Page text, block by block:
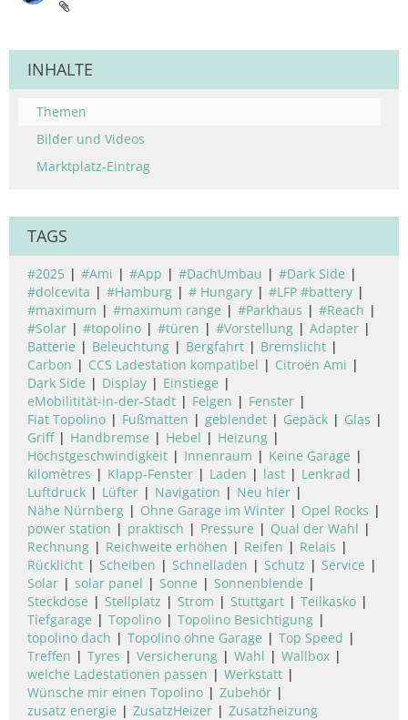
INHALTE
Themen
Bilder und Videos
Marktplatz-Eintrag
TAGS
#2025 #Ami #App #DachUmbau
#Dark Side
#dolcevita
#Hamburg # Hungary
#LFP #battery
#maximum
#maximum range #Parkhaus
#Reach
#Solar
#topolino #türen #Vorstellung
Adapter
Batterie
Beleuchtung Bergfahrt
Bremslicht
Carbon
CCS Ladestation kompatibel
Citroën Ami
Dark Side
Display
Einstiege
eMobilitität-in-der-Stadt
Felgen
Fenster
Fiat Topolino
Fußmatten geblendet Gepäck
Glas
Griff
Handbremse Hebel
Heizung
Höchstgeschwindigkeit
Innenraum
Keine Garage
kilomètres
Klapp-Fenster Laden last
Lenkrad
Luftdruck
Lüfter Navigation
Neu hier
Nähe Nürnberg
Ohne Garage im Winter
Opel Rocks
power station
praktisch Pressure
Qual der Wahl
Rechnung
Reichweite erhöhen Reifen
Relais
Rücklicht
Scheiben Schnelladen Schutz
Service
Solar
solar panel Sonne
Sonnenblende
Steckdose
Stellplatz Strom Stuttgart
Teilkasko
Tiefgarage
Topolino
Topolino Besichtigung
topolino dach
Topolino ohne Garage
Top Speed
Treffen
Tyres Versicherung Wahl
Wallbox
welche Ladestationen passen
Werkstatt
Wünsche mir einen Topolino
Zubehör
zusatz energie
ZusatzHeizer Zusatzheizung